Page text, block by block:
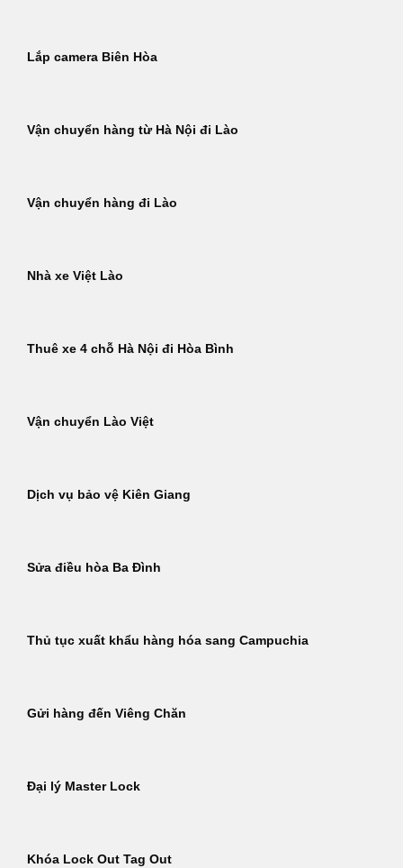
Lắp camera Biên Hòa
Vận chuyển hàng từ Hà Nội đi Lào
Vận chuyển hàng đi Lào
Nhà xe Việt Lào
Thuê xe 4 chỗ Hà Nội đi Hòa Bình
Vận chuyển Lào Việt
Dịch vụ bảo vệ Kiên Giang
Sửa điều hòa Ba Đình
Thủ tục xuất khẩu hàng hóa sang Campuchia
Gửi hàng đến Viêng Chăn
Đại lý Master Lock
Khóa Lock Out Tag Out